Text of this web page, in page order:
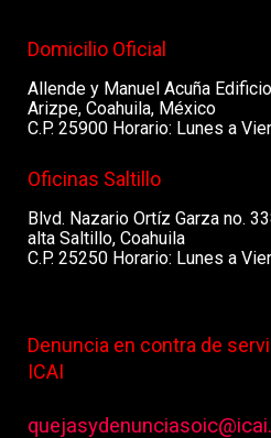
Domicilio Oficial
Allende y Manuel Acuña
Arizpe, Coahuila, México
C.P. 25900 Horario: Lunes a
Oficinas Saltillo
Blvd. Nazario Ortíz Garza no.
alta Saltillo, Coahuila
C.P. 25250 Horario: Lunes a
Denuncia en contra de
ICAI